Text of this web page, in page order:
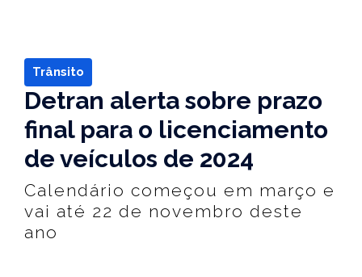
Trânsito
Detran alerta sobre prazo
final para o licenciamento
de veículos de 2024
Calendário começou em março e
vai até 22 de novembro deste
ano